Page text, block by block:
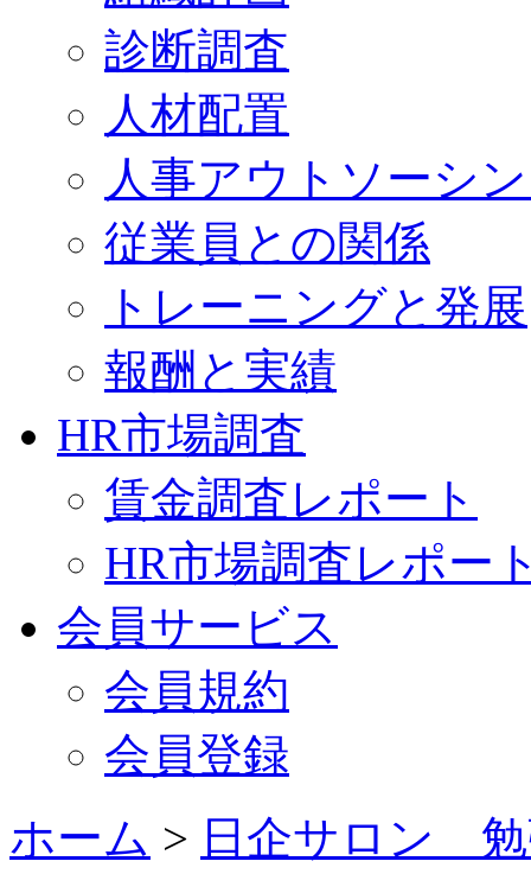
診断調査
人材配置
人事アウトソーシ
従業員との関係
トレーニングと発展
報酬と実績
HR市場調査
賃金調査レポート
HR市場調査レポー
会員サービス
会員規約
会員登録
ホーム > 日企サロン